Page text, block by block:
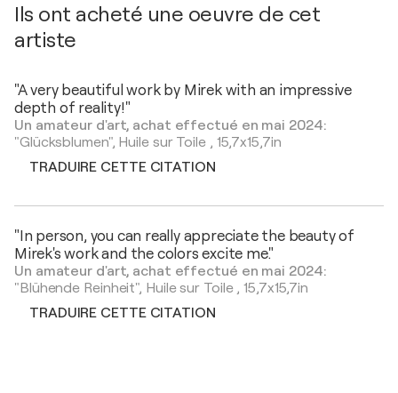
Ils ont acheté une oeuvre de cet
artiste
"A very beautiful work by Mirek with an impressive
depth of reality!"
Un amateur d'art, achat effectué en mai 2024:
"Glücksblumen", Huile sur Toile, 15,7x15,7in
TRADUIRE CETTE CITATION
"In person, you can really appreciate the beauty of
Mirek's work and the colors excite me."
Un amateur d'art, achat effectué en mai 2024:
"Blühende Reinheit", Huile sur Toile,15,7x15,7in
TRADUIRE CETTE CITATION